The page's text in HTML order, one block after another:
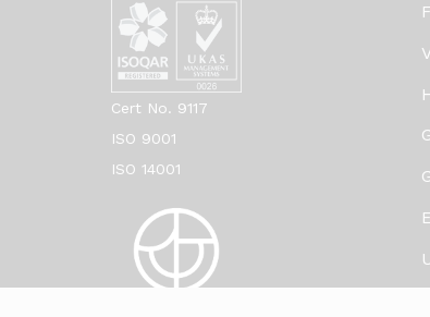
Cert No. 9117
ISO 9001
ISO 14001